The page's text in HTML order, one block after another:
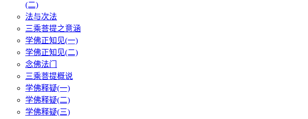
(二)
法与次法
三乘菩提之意涵
学佛正知见(一)
学佛正知见(二)
念佛法门
三乘菩提概说
学佛释疑(一)
学佛释疑(二)
学佛释疑(三)